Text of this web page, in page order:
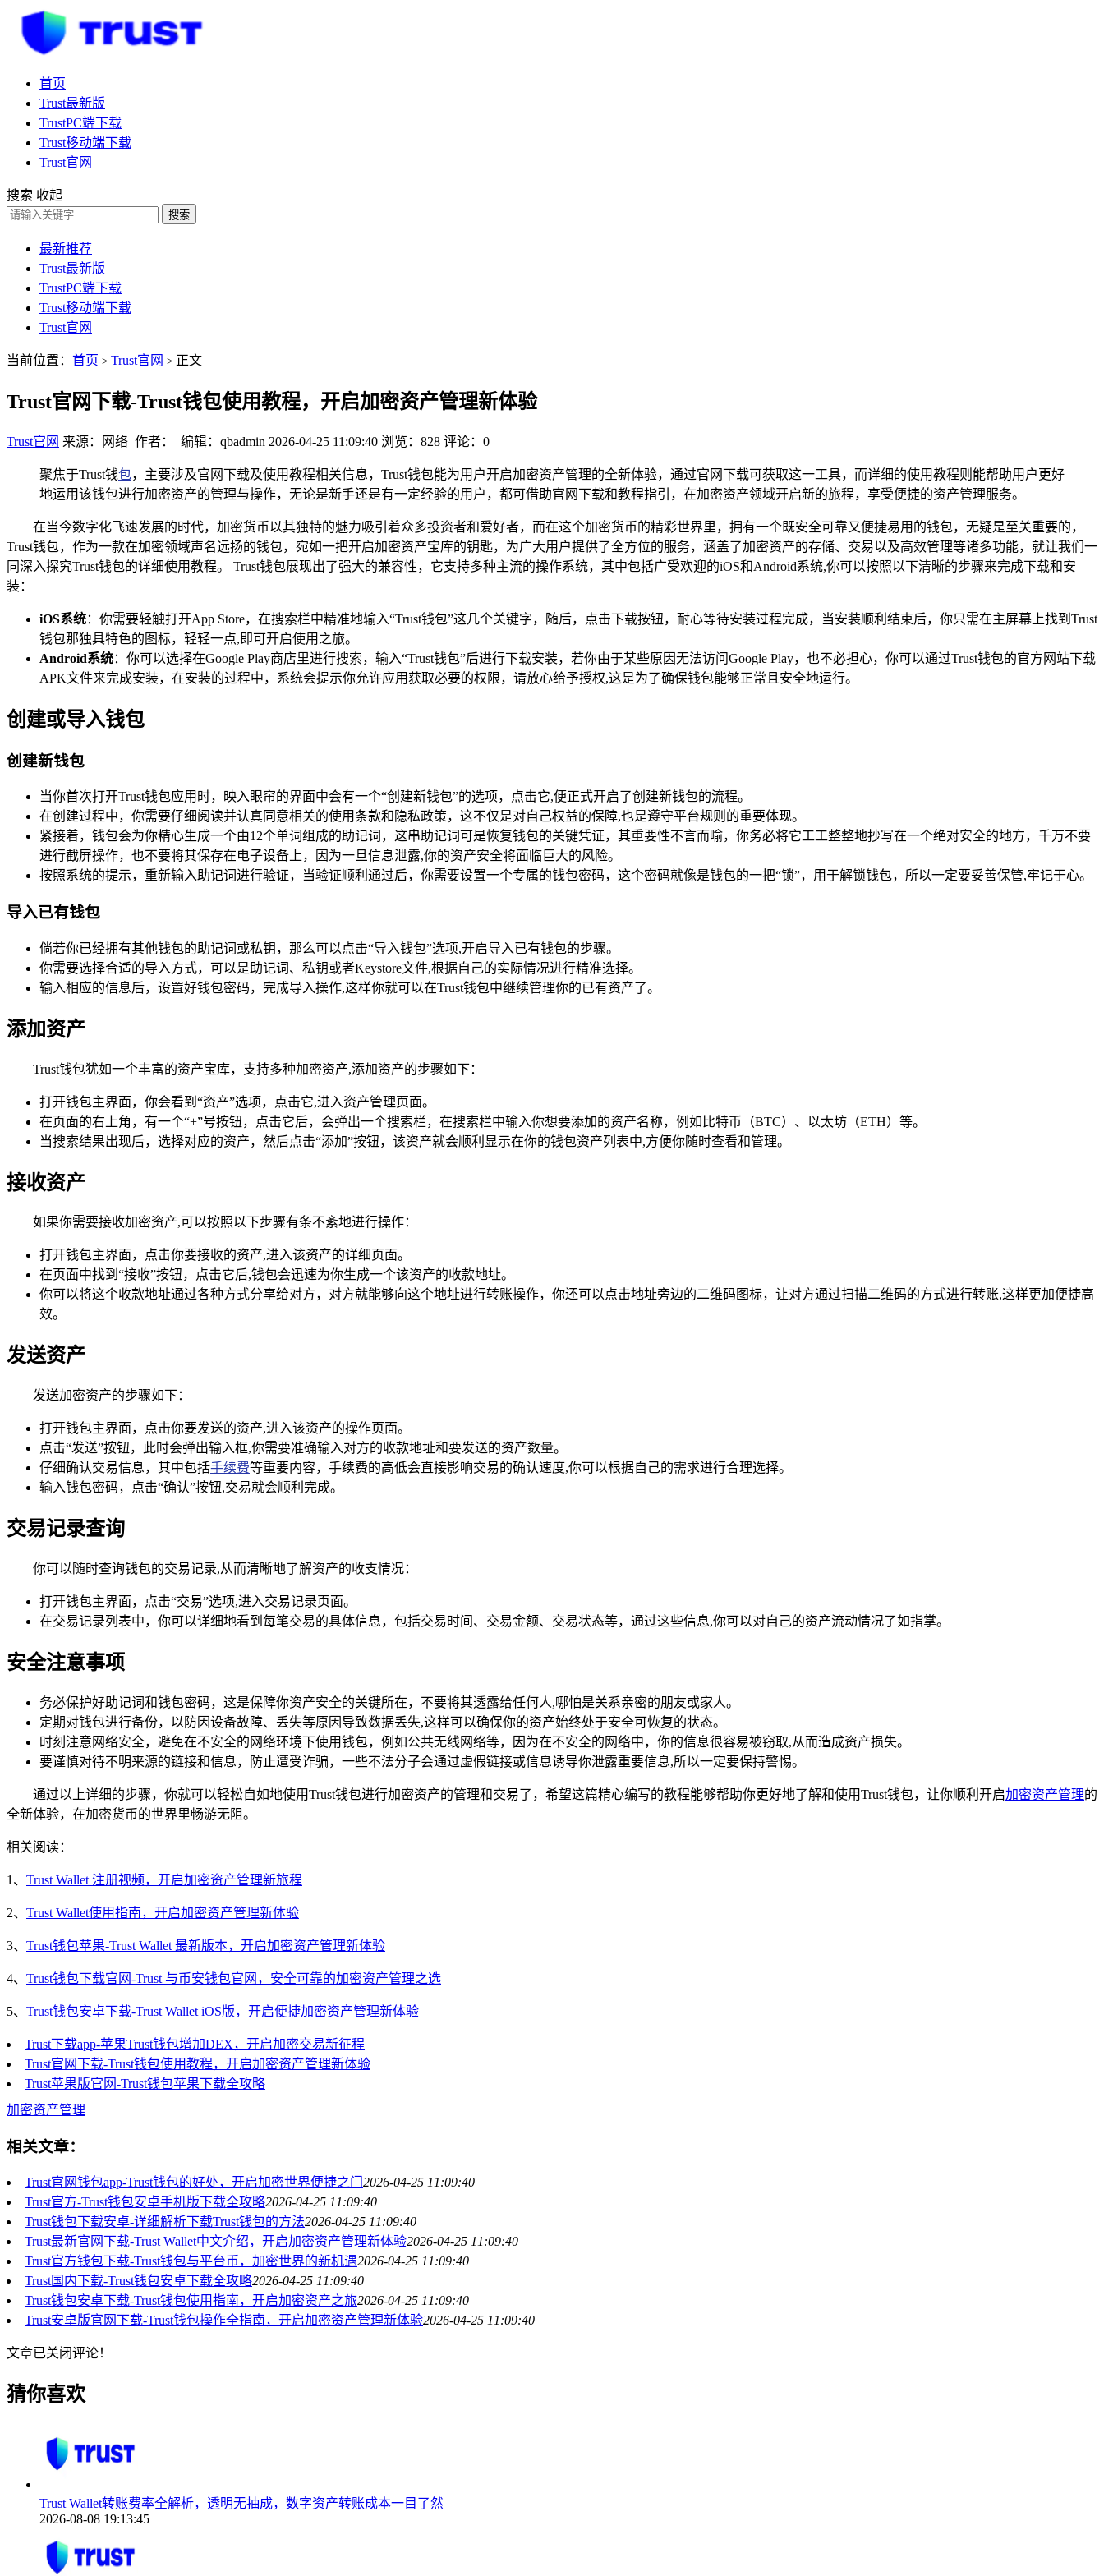
首页
Trust最新版
TrustPC端下载
Trust移动端下载
Trust官网
搜索 收起
搜索
最新推荐
Trust最新版
TrustPC端下载
Trust移动端下载
Trust官网
当前位置： 首页 > Trust官网 > 正文
Trust官网下载-Trust钱包使用教程，开启加密资产管理新体验
Trust官网 来源：网络 作者： 编辑：qbadmin 2026-04-25 11:09:40 浏览：828 评论：0
聚焦于Trust钱包，主要涉及官网下载及使用教程相关信息，Trust钱包能为用户开启加密资产管理的全新体验，通过官网下载可获取这一工具，而详细的使用教程则能帮助用户更好
地运用该钱包进行加密资产的管理与操作，无论是新手还是有一定经验的用户，都可借助官网下载和教程指引，在加密资产领域开启新的旅程，享受便捷的资产管理服务。
在当今数字化飞速发展的时代，加密货币以其独特的魅力吸引着众多投资者和爱好者，而在这个加密货币的精彩世界里，拥有一个既安全可靠又便捷易用的钱包，无疑是至关重要的，
Trust钱包，作为一款在加密领域声名远扬的钱包，宛如一把开启加密资产宝库的钥匙，为广大用户提供了全方位的服务，涵盖了加密资产的存储、交易以及高效管理等诸多功能，就让我们一
同深入探究Trust钱包的详细使用教程。 Trust钱包展现出了强大的兼容性，它支持多种主流的操作系统，其中包括广受欢迎的iOS和Android系统,你可以按照以下清晰的步骤来完成下载和安
装：
iOS系统：你需要轻触打开App Store，在搜索栏中精准地输入“Trust钱包”这几个关键字，随后，点击下载按钮，耐心等待安装过程完成，当安装顺利结束后，你只需在主屏幕上找到Trust
钱包那独具特色的图标，轻轻一点,即可开启使用之旅。
Android系统：你可以选择在Google Play商店里进行搜索，输入“Trust钱包”后进行下载安装，若你由于某些原因无法访问Google Play，也不必担心，你可以通过Trust钱包的官方网站下载
APK文件来完成安装，在安装的过程中，系统会提示你允许应用获取必要的权限，请放心给予授权,这是为了确保钱包能够正常且安全地运行。
创建或导入钱包
创建新钱包
当你首次打开Trust钱包应用时，映入眼帘的界面中会有一个“创建新钱包”的选项，点击它,便正式开启了创建新钱包的流程。
在创建过程中，你需要仔细阅读并认真同意相关的使用条款和隐私政策，这不仅是对自己权益的保障,也是遵守平台规则的重要体现。
紧接着，钱包会为你精心生成一个由12个单词组成的助记词，这串助记词可是恢复钱包的关键凭证，其重要性不言而喻，你务必将它工工整整地抄写在一个绝对安全的地方，千万不要
进行截屏操作，也不要将其保存在电子设备上，因为一旦信息泄露,你的资产安全将面临巨大的风险。
按照系统的提示，重新输入助记词进行验证，当验证顺利通过后，你需要设置一个专属的钱包密码，这个密码就像是钱包的一把“锁”，用于解锁钱包，所以一定要妥善保管,牢记于心。
导入已有钱包
倘若你已经拥有其他钱包的助记词或私钥，那么可以点击“导入钱包”选项,开启导入已有钱包的步骤。
你需要选择合适的导入方式，可以是助记词、私钥或者Keystore文件,根据自己的实际情况进行精准选择。
输入相应的信息后，设置好钱包密码，完成导入操作,这样你就可以在Trust钱包中继续管理你的已有资产了。
添加资产
Trust钱包犹如一个丰富的资产宝库，支持多种加密资产,添加资产的步骤如下：
打开钱包主界面，你会看到“资产”选项，点击它,进入资产管理页面。
在页面的右上角，有一个“+”号按钮，点击它后，会弹出一个搜索栏，在搜索栏中输入你想要添加的资产名称，例如比特币（BTC）、以太坊（ETH）等。
当搜索结果出现后，选择对应的资产，然后点击“添加”按钮，该资产就会顺利显示在你的钱包资产列表中,方便你随时查看和管理。
接收资产
如果你需要接收加密资产,可以按照以下步骤有条不紊地进行操作：
打开钱包主界面，点击你要接收的资产,进入该资产的详细页面。
在页面中找到“接收”按钮，点击它后,钱包会迅速为你生成一个该资产的收款地址。
你可以将这个收款地址通过各种方式分享给对方，对方就能够向这个地址进行转账操作，你还可以点击地址旁边的二维码图标，让对方通过扫描二维码的方式进行转账,这样更加便捷高
效。
发送资产
发送加密资产的步骤如下：
打开钱包主界面，点击你要发送的资产,进入该资产的操作页面。
点击“发送”按钮，此时会弹出输入框,你需要准确输入对方的收款地址和要发送的资产数量。
仔细确认交易信息，其中包括手续费等重要内容，手续费的高低会直接影响交易的确认速度,你可以根据自己的需求进行合理选择。
输入钱包密码，点击“确认”按钮,交易就会顺利完成。
交易记录查询
你可以随时查询钱包的交易记录,从而清晰地了解资产的收支情况：
打开钱包主界面，点击“交易”选项,进入交易记录页面。
在交易记录列表中，你可以详细地看到每笔交易的具体信息，包括交易时间、交易金额、交易状态等，通过这些信息,你可以对自己的资产流动情况了如指掌。
安全注意事项
务必保护好助记词和钱包密码，这是保障你资产安全的关键所在，不要将其透露给任何人,哪怕是关系亲密的朋友或家人。
定期对钱包进行备份，以防因设备故障、丢失等原因导致数据丢失,这样可以确保你的资产始终处于安全可恢复的状态。
时刻注意网络安全，避免在不安全的网络环境下使用钱包，例如公共无线网络等，因为在不安全的网络中，你的信息很容易被窃取,从而造成资产损失。
要谨慎对待不明来源的链接和信息，防止遭受诈骗，一些不法分子会通过虚假链接或信息诱导你泄露重要信息,所以一定要保持警惕。
通过以上详细的步骤，你就可以轻松自如地使用Trust钱包进行加密资产的管理和交易了，希望这篇精心编写的教程能够帮助你更好地了解和使用Trust钱包，让你顺利开启加密资产管理的
全新体验，在加密货币的世界里畅游无阻。
相关阅读：
1、 Trust Wallet 注册视频，开启加密资产管理新旅程
2、 Trust Wallet使用指南，开启加密资产管理新体验
3、 Trust钱包苹果-Trust Wallet 最新版本，开启加密资产管理新体验
4、 Trust钱包下载官网-Trust 与币安钱包官网，安全可靠的加密资产管理之选
5、 Trust钱包安卓下载-Trust Wallet iOS版，开启便捷加密资产管理新体验
Trust下载app-苹果Trust钱包增加DEX，开启加密交易新征程
Trust官网下载-Trust钱包使用教程，开启加密资产管理新体验
Trust苹果版官网-Trust钱包苹果下载全攻略
加密资产管理
相关文章：
Trust官网钱包app-Trust钱包的好处，开启加密世界便捷之门 2026-04-25 11:09:40
Trust官方-Trust钱包安卓手机版下载全攻略2026-04-25 11:09:40
Trust钱包下载安卓-详细解析下载Trust钱包的方法2026-04-25 11:09:40
Trust最新官网下载-Trust Wallet中文介绍，开启加密资产管理新体验2026-04-25 11:09:40
Trust官方钱包下载-Trust钱包与平台币，加密世界的新机遇2026-04-25 11:09:40
Trust国内下载-Trust钱包安卓下载全攻略2026-04-25 11:09:40
Trust钱包安卓下载-Trust钱包使用指南，开启加密资产之旅2026-04-25 11:09:40
Trust安卓版官网下载-Trust钱包操作全指南，开启加密资产管理新体验2026-04-25 11:09:40
文章已关闭评论！
猜你喜欢
Trust Wallet转账费率全解析，透明无抽成，数字资产转账成本一目了然
2026-08-08 19:13:45